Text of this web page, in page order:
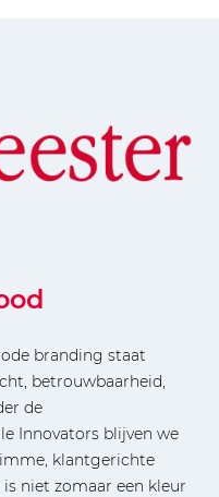
branding staat
betrouwbaarheid,
de
Innovators blijven we
klantgerichte
niet zomaar een kleur